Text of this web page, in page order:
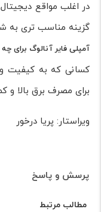
در اغلب مواقع
گزینه مناسب تری به
آمپلی فایر آنالوگ برای
کسانی که به کیفیت
برای مصرف برق بالا و
ویراستار: پریا درخور
پرسش و پاسخ
مطالب مرتبط